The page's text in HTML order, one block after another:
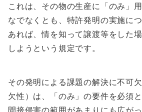
これは、その物の生産に「のみ」
なでなくとも、特許発明の実施に
あれば、情を知って譲渡等をした
しようという規定です。
その発明による課題の解決に不可
欠性）は、「のみ」の要件を必須
間接侵害の範囲があまりにも広が